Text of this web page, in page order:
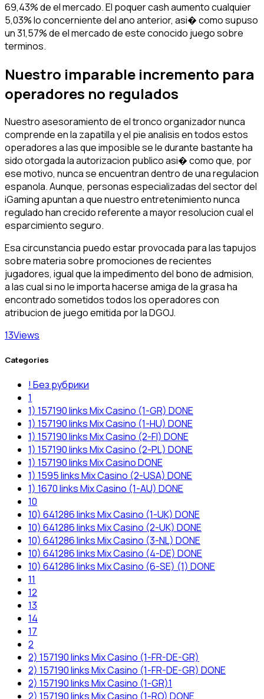
69,43% de el mercado. El poquer cash aumento cualquier
5,03% lo concerniente del ano anterior, asi� como supuso
un 31,57% de el mercado de este conocido juego sobre
terminos.
Nuestro imparable incremento para
operadores no regulados
Nuestro asesoramiento de el tronco organizador nunca
comprende en la zapatilla y el pie analisis en todos estos
operadores a las que imposible se le durante bastante ha
sido otorgada la autorizacion publico asi� como que, por
ese motivo, nunca se encuentran dentro de una regulacion
espanola. Aunque, personas especializadas del sector del
iGaming apuntan a que nuestro entretenimiento nunca
regulado han crecido referente a mayor resolucion cual el
esparcimiento seguro.
Esa circunstancia puedo estar provocada para las tapujos
sobre materia sobre promociones de recientes
jugadores, igual que la impedimento del bono de admision,
a las cual si no le importa hacerse amiga de la grasa ha
encontrado sometidos todos los operadores con
atribucion de juego emitida por la DGOJ.
13Views
Categories
! Без рубрики
1
1) 157190 links Mix Casino (1-GR) DONE
1) 157190 links Mix Casino (1-HU) DONE
1) 157190 links Mix Casino (2-FI) DONE
1) 157190 links Mix Casino (2-PL) DONE
1) 157190 links Mix Casino DONE
1) 1595 links Mix Casino (2-USA) DONE
1) 1670 links Mix Casino (1-AU) DONE
10
10) 641286 links Mix Casino (1-UK) DONE
10) 641286 links Mix Casino (2-UK) DONE
10) 641286 links Mix Casino (3-NL) DONE
10) 641286 links Mix Casino (4-DE) DONE
10) 641286 links Mix Casino (6-SE) (1) DONE
11
12
13
14
17
2
2) 157190 links Mix Casino (1-FR-DE-GR)
2) 157190 links Mix Casino (1-FR-DE-GR) DONE
2) 157190 links Mix Casino (1-GR)1
2) 157190 links Mix Casino (1-RO) DONE